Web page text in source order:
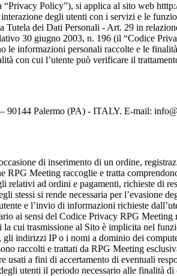
Policy”), si applica al sito web
degli utenti con i servizi e le
dei Dati Personali - Art. 29 in
30 giugno 2003, n. 196 (il “Codice
informazioni personali raccolte e le
con cui l’utente può verificare il
90144 Palermo (PA) - ITALY. E-mail:
di inserimento di un ordine,
Meeting raccoglie e tratta
ad ordini e pagamenti, richieste di
si rende necessaria per l’evasione
e l’invio di informazioni richieste
ai sensi del Codice Privacy RPG
cui trasmissione al Sito è implicita nel
indirizzi IP o i nomi a dominio dei
raccolti e trattati da RPG Meeting
a fini di accertamento di eventuali
utenti il periodo necessario alle finalità